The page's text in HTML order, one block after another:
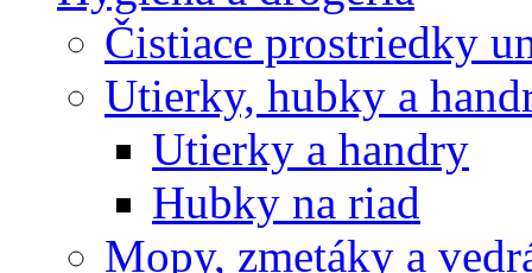
Čistiace prostriedky
Utierky, hubky a
Utierky a handry
Hubky na riad
Mopy, zmetáky a